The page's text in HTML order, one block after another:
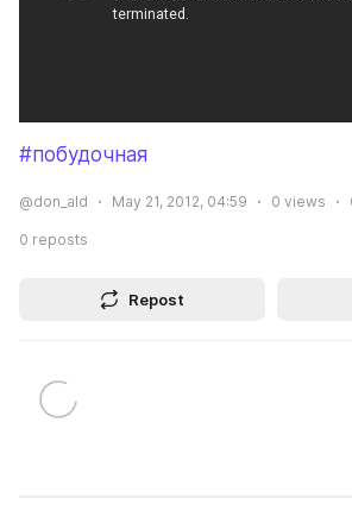
#побудочная
@don_ald May 21, 2012, 04:59 0 views
0 reposts
Repost